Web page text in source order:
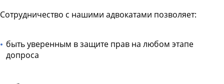
Сотрудничество с нашими адвокатами позволяет:
быть уверенным в защите прав на любом этапе
допроса